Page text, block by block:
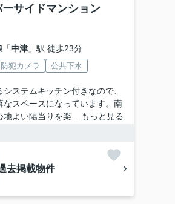
サイドマンション
「中津」駅 徒歩23分
防犯カメラ 公共下水
ステムキッチン付きなので、
なスペースになっています。南
よい陽当りを楽...
もっと見る
去掲載物件